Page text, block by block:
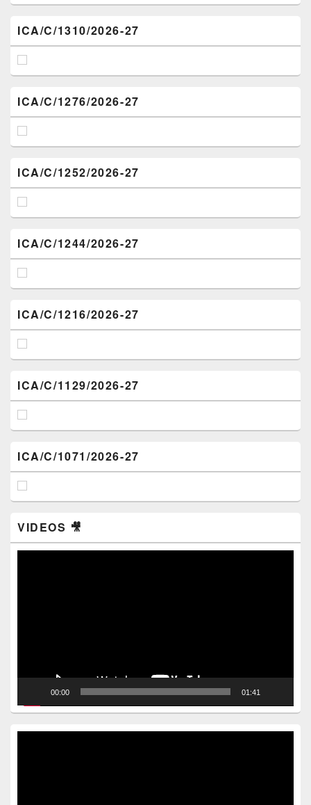
ICA/C/1310/2026-27
ICA/C/1276/2026-27
ICA/C/1252/2026-27
ICA/C/1244/2026-27
ICA/C/1216/2026-27
ICA/C/1129/2026-27
ICA/C/1071/2026-27
VIDEOS 🎥
00:00 01:41